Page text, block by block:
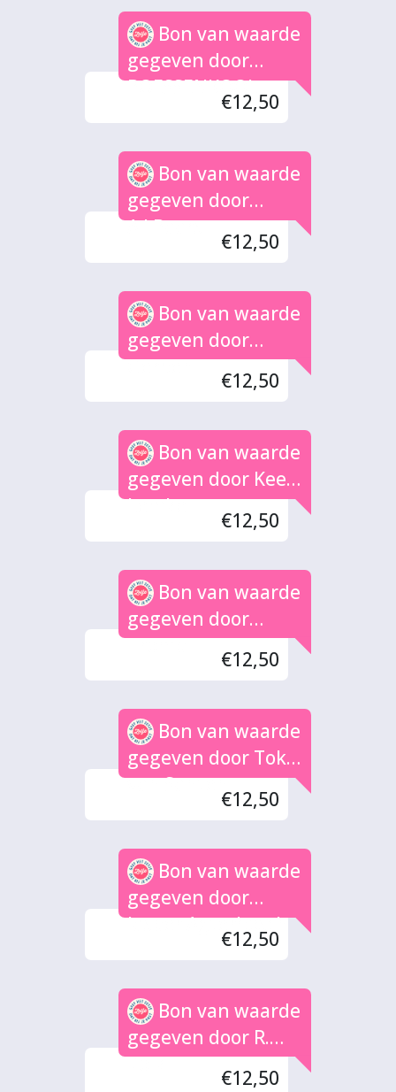
Bon van waarde
gegeven door
BOESSENKOOL
€12,50
Bon van waarde
gegeven door
A.J.Baars
€12,50
Bon van waarde
gegeven door
Gerben
€12,50
Bon van waarde
gegeven door Kees
Lemke
€12,50
Bon van waarde
gegeven door
Tromp
€12,50
Bon van waarde
gegeven door Toke
van Santen
€12,50
Bon van waarde
gegeven door
Jasper Agterbosch
€12,50
Bon van waarde
gegeven door R.
Volk
€12,50